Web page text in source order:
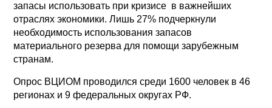
запасы использовать при кризисе в важнейших
отраслях экономики. Лишь 27% подчеркнули
необходимость использования запасов
материального резерва для помощи зарубежным
странам.
Опрос ВЦИОМ проводился среди 1600 человек в 46
регионах и 9 федеральных округах РФ.